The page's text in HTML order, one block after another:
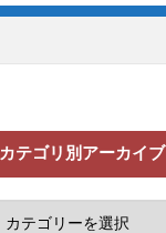
カテゴリ別アーカイブ